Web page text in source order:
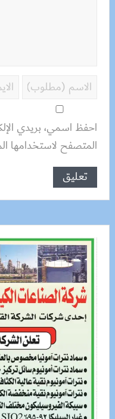
احفظ اسمي، بريدي
المتصفح لاستخدامها